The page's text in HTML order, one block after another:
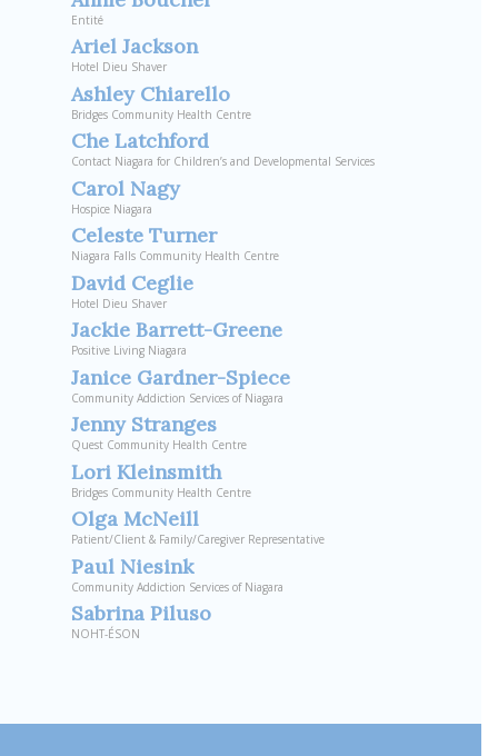
Entité
Ariel Jackson
Hotel Dieu Shaver
Ashley Chiarello
Bridges Community Health Centre
Che Latchford
Contact Niagara for Children’s and Developmental Services
Carol Nagy
Hospice Niagara
Celeste Turner
Niagara Falls Community Health Centre
David Ceglie
Hotel Dieu Shaver
Jackie Barrett-Greene
Positive Living Niagara
Janice Gardner-Spiece
Community Addiction Services of Niagara
Jenny Stranges
Quest Community Health Centre
Lori Kleinsmith
Bridges Community Health Centre
Olga McNeill
Patient/Client & Family/Caregiver Representative
Paul Niesink
Community Addiction Services of Niagara
Sabrina Piluso
NOHT-ÉSON